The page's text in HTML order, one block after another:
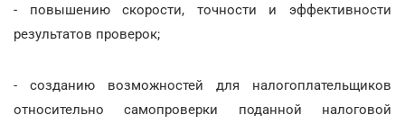
- повышению скорости, точности и эффективности
результатов проверок;
- созданию возможностей для налогоплательщиков
относительно самопроверки поданной налоговой